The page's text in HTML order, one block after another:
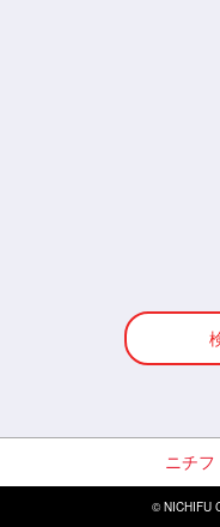
ニチ
© NICHIFU